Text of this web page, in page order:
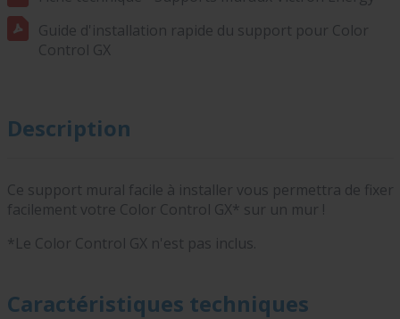
Guide d'installation rapide du support pour Color
Control GX
Description
Ce support mural facile à installer vous permettra de fixer
facilement votre Color Control GX* sur un mur !
*Le Color Control GX n'est pas inclus.
Caractéristiques techniques